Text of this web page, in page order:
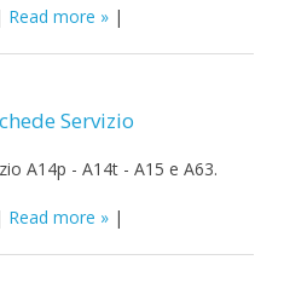
Read more |
Servizio
A14p - A14t - A15 e A63.
Read more |